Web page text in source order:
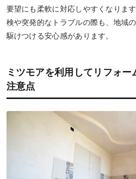
要望にも柔軟に対応しやすくなりま
検や突発的なトラブルの際も、地域
駆けつける安心感があります。
ミツモアを利用してリフォー
注意点